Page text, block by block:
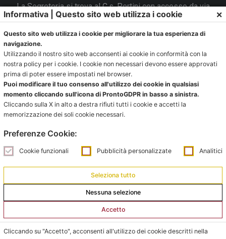
La Segreteria si trova al C.s. Pertini con accesso da via
Gubellini n.7 al primo piano.
Ufficio impianti:
impianti@pontevecchiobologna.it
051 6231630 – Interno 2
Orari Ufficio Impianti:
da lunedì a giovedì dalle 15:00 alle 18:00
Venerdì su appuntamento
L’Ufficio Impianti si trova al C.s. Pertini con accesso da
via Gubellini n.7 al primo piano, dopo la Segreteria.
Informativa | Questo sito web utilizza i cookie ×
Questo sito web utilizza i cookie per migliorare la tua esperienza di
navigazione.
Utilizzando il nostro sito web acconsenti ai cookie in conformità con la
nostra policy per i cookie. I cookie non necessari devono essere approvati
prima di poter essere impostati nel browser.
Puoi modificare il tuo consenso all'utilizzo dei cookie in qualsiasi
momento cliccando sull'icona di ProntoGDPR in basso a sinistra.
Cliccando sulla X in alto a destra rifiuti tutti i cookie e accetti la
memorizzazione dei soli cookie necessari.
Preferenze Cookie:
Cookie funzionali Pubblicità personalizzate Analitici
Seleziona tutto
Nessuna selezione
Accetto
Cliccando su "Accetto", acconsenti all'utilizzo dei cookie descritti nella